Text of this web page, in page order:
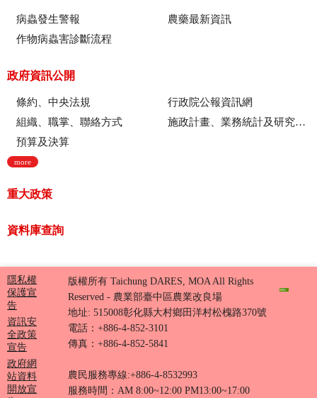
病蟲發生警報
農藥最新資訊
作物病蟲害診斷流程
政府資訊公開
條約、中央法規
行政院公報資訊網
組織、職掌、聯絡方式
施政計畫、業務統計及研究報告
預算及決算
more
重大政策
資料庫查詢
隱私權
保護宣
告
資訊安
全政策
宣告
政府網
站資料
開放宣
版權所有 Taichung DARES, MOA All Rights
Reserved - 農業部臺中區農業改良場
地址: 515008彰化縣大村鄉田洋村松槐路370號
電話：+886-4-852-3101
傳真：+886-4-852-5841
農民服務專線:+886-4-8532993
服務時間：AM 8:00~12:00 PM13:00~17:00